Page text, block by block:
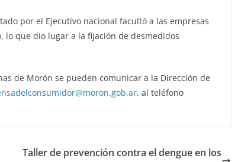
por el Ejecutivo nacional facultó a las empresas
que dio lugar a la fijación de desmedidos
de Morón se pueden comunicar a la Dirección de
, al teléfono
Taller de prevención contra el dengue en los